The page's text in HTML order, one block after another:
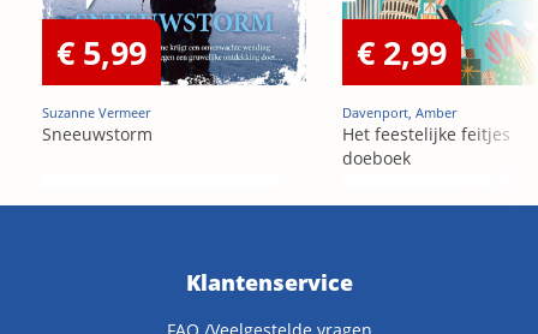
€ 5,99
Suzanne Vermeer
Sneeuwstorm
€ 2,99
Davenport, Amber
Het feestelijke feitjes
doeboek
Klantenservice